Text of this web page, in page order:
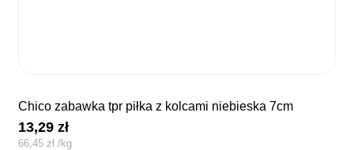
chico zabawka tpr piłka z kolcami niebieska 7cm
13,29zł
66,45 zł /kg